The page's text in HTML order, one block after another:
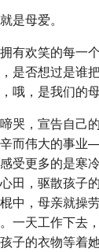
是母爱。
有欢笑的每一
是否想过是谁
哦，是我们的母
哭，宣告自己
而伟大的事
受更多的是寒
田，驱散孩子
，母亲就操
一天工作下去
子的衣物等着她